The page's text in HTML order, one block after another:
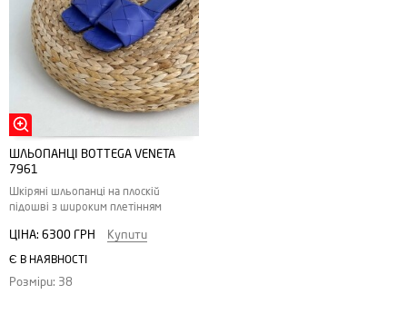
ШЛЬОПАНЦІ BOTTEGA VENETA
7961
Шкіряні шльопанці на плоскій
підошві з широким плетінням
ЦІНА: 6300 ГРН Купити
Є В НАЯВНОСТІ
Розміри: 38